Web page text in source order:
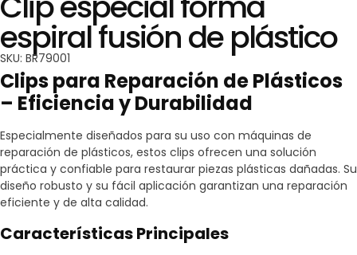
espiral fusión de plástico
SKU: BR79001
Clips para Reparación de Plásticos
– Eficiencia y Durabilidad
Especialmente diseñados para su uso con máquinas de
reparación de plásticos, estos clips ofrecen una solución
práctica y confiable para restaurar piezas plásticas dañadas. Su
diseño robusto y su fácil aplicación garantizan una reparación
eficiente y de alta calidad.
Características Principales